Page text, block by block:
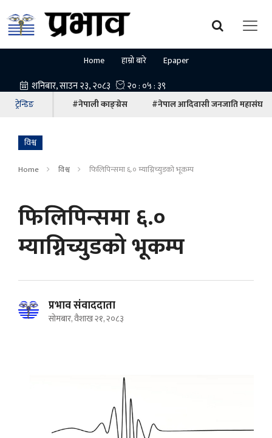
Home हाम्रो बारे Epaper
ट्रेन्डिङ #नेपाली काङ्ग्रेस #नेपाल आदिवासी जनजाति महासंघ
विश्व
Home विश्व फिलिपिन्समा ६.० म्याग्निच्युडको भूकम्प
फिलिपिन्समा ६.०
म्याग्निच्युडको भूकम्प
प्रभाव संवाददाता
सोमबार, वैशाख २१, २०८३